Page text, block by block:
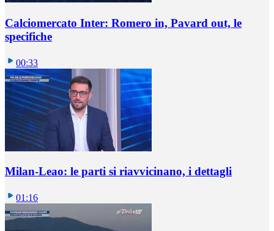
Calciomercato Inter: Romero in, Pavard out, le
specifiche
00:33
Milan-Leao: le parti si riavvicinano, i dettagli
01:16